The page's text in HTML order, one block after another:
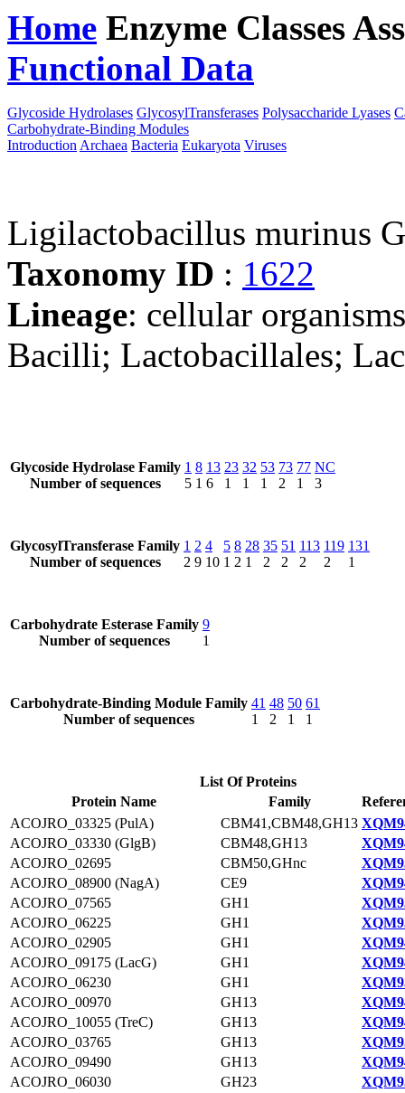
Home Enzyme Classes
Functional Data
Glycoside Hydrolases GlycosylTransferases Polysaccharide Lyases
Carbohydrate-Binding Modules
Introduction Archaea Bacteria Eukaryota Viruses
Ligilactobacillus murinus
Taxonomy ID : 1622
Lineage: cellular
Bacilli; Lactobacillales;
Glycoside Hydrolase Family
Number of sequences
1
5
8
1
13
6
23
1
32
1
53
1
73
2
77
1
NC
3
GlycosylTransferase Family
Number of sequences
1
2
2
9
4
10
5
1
8
2
28
1
35
2
51
2
113
2
119
2
131
1
Carbohydrate Esterase Family
Number of sequences
9
1
Carbohydrate-Binding Module Family
Number of sequences
41
1
48
2
50
1
61
1
List Of Proteins
Protein Name
Family
ACOJRO_03325 (PulA)
CBM41,CBM48,GH13
ACOJRO_03330 (GlgB)
CBM48,GH13
ACOJRO_02695
CBM50,GHnc
ACOJRO_08900 (NagA)
CE9
ACOJRO_07565
GH1
ACOJRO_06225
GH1
ACOJRO_02905
GH1
ACOJRO_09175 (LacG)
GH1
ACOJRO_06230
GH1
ACOJRO_00970
GH13
ACOJRO_10055 (TreC)
GH13
ACOJRO_03765
GH13
ACOJRO_09490
GH13
ACOJRO_06030
GH23